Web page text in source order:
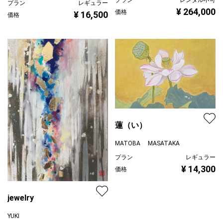
プラン
レギュラー
価格
¥ 16,500
価格
¥ 264,000
jewelry
YUKI
蓮（い）
MATOBA MASATAKA
プラン
レギュラー
価格
¥ 14,300